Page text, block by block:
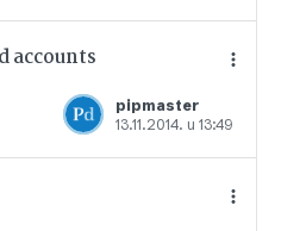
accounts
pipmaster
13.11.2014. u 13:49
Dodajte u favorite